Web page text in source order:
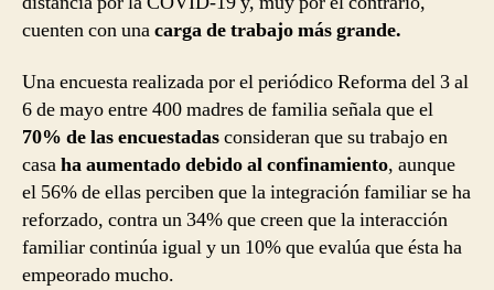
cuenten con unacarga de trabajo más grande.
Una encuesta realizada por el periódico Reforma del 3 al
6 de mayo entre 400 madres de familia señala que el
70% de las encuestadasconsideran que su trabajo en
casaha aumentado debido al confinamiento, aunque
el 56% de ellas perciben que la integración familiar se ha
reforzado, contra un 34% que creen que la interacción
familiar continúa igual y un 10% que evalúa que ésta ha
empeorado mucho.